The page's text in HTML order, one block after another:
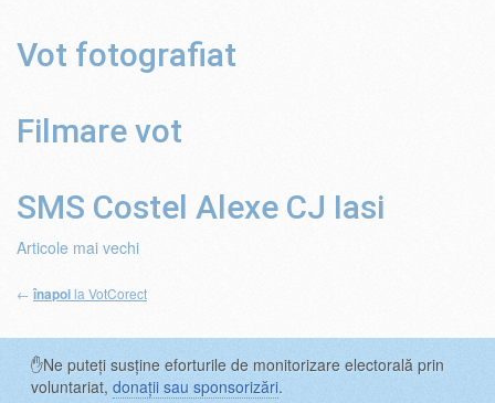
Vot fotografiat
Filmare vot
SMS Costel Alexe CJ Iasi
Navigare
în
articole
Articole mai vechi
← înapoila VotCorect
✋Ne puteți susține eforturile de monitorizare electorală prin
voluntariat, donații sau sponsorizări.